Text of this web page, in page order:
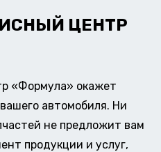
ЦЕНТР
«Формула» окажет
автомобиля. Ни
не предложит вам
продукции и услуг,